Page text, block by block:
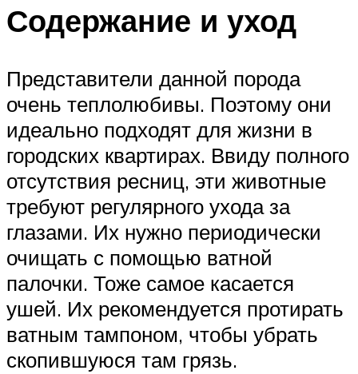
Содержание и уход
Представители данной порода
очень теплолюбивы. Поэтому они
идеально подходят для жизни в
городских квартирах. Ввиду полного
отсутствия ресниц, эти животные
требуют регулярного ухода за
глазами. Их нужно периодически
очищать с помощью ватной
палочки. Тоже самое касается
ушей. Их рекомендуется протирать
ватным тампоном, чтобы убрать
скопившуюся там грязь.